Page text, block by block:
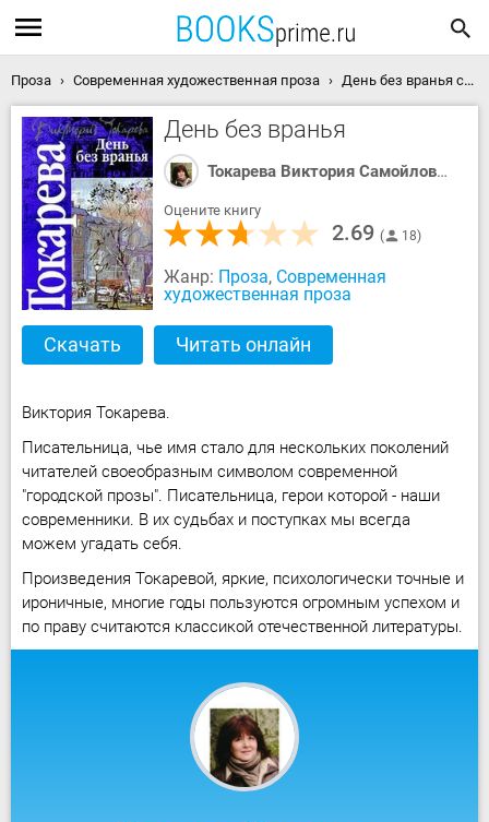
Проза Современная художественная проза День без вранья скачать книгу
День без вранья
Токарева Виктория Самойловна
Оцените книгу
2.69 18
Жанр: Проза, Современная
художественная проза
Скачать Читать онлайн
Виктория Токарева.
Писательница, чье имя стало для нескольких поколений
читателей своеобразным символом современной
"городской прозы". Писательница, герои которой - наши
современники. В их судьбах и поступках мы всегда
можем угадать себя.
Произведения Токаревой, яркие, психологически точные и
ироничные, многие годы пользуются огромным успехом и
по праву считаются классикой отечественной литературы.